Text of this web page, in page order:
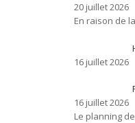
20 juillet 2026
En raison de la
16 juillet 2026
16 juillet 2026
Le planning